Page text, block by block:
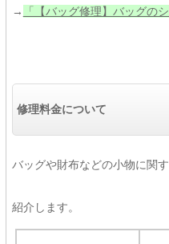
→ 「【バッグ修理】バッグの
修理料金について
バッグや財布などの小物に関
紹介します。